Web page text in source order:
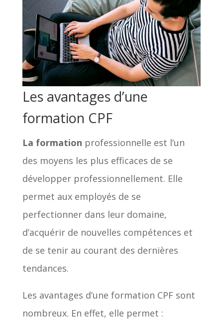
Les avantages d’une
formation CPF
La formation professionnelle est l’un
des moyens les plus efficaces de se
développer professionnellement. Elle
permet aux employés de se
perfectionner dans leur domaine,
d’acquérir de nouvelles compétences et
de se tenir au courant des dernières
tendances.
Les avantages d’une formation CPF sont
nombreux. En effet, elle permet :